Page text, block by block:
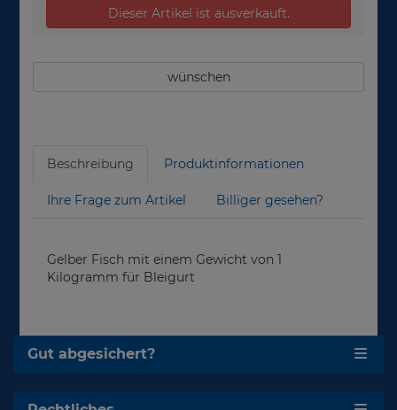
Dieser Artikel ist ausverkauft.
wünschen
Beschreibung Produktinformationen
Ihre Frage zum Artikel Billiger gesehen?
Gelber Fisch mit einem Gewicht von 1
Kilogramm für Bleigurt
Gut abgesichert?